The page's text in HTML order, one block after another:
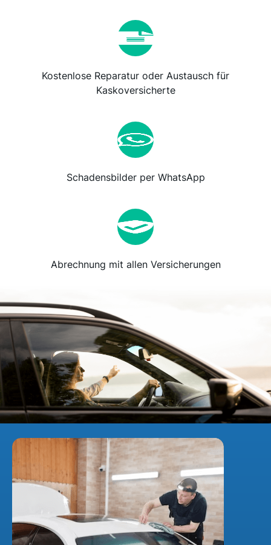
Kostenlose Reparatur oder Austausch für
Kaskoversicherte
Schadensbilder per WhatsApp
Abrechnung mit allen Versicherungen